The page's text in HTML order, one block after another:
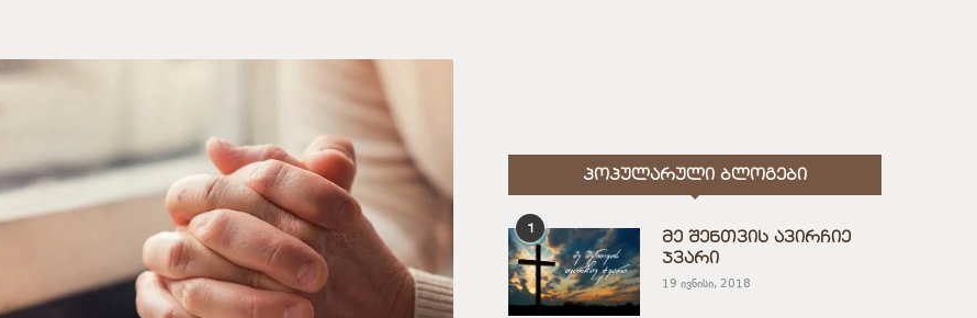
ᲞᲝᲞᲣᲚᲐᲠᲣᲚᲘ ᲑᲚᲝᲒᲔᲑᲘ
1
მე შენთვის ავირჩიე
ჯვარი
19 ივნისი, 2018